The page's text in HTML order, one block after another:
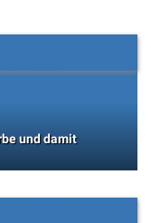
und damit